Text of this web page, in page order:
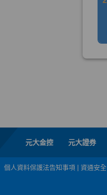
元大金控 元大證券
個人資料保護法告知事項 資通安全